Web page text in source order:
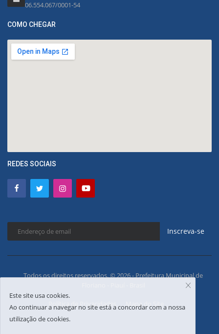
06.554.067/0001-54
COMO CHEGAR
REDES SOCIAIS
Inscreva-se
Todos os direitos reservados. © 2026 - Prefeitura Municipal de
Política de Privacidades Mapa do Site
Este site usa cookies.
Ao continuar a navegar no site está a concordar com a nossa
utilização de cookies.